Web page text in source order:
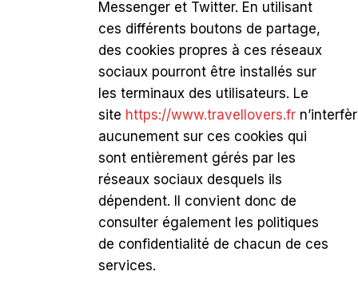
Messenger et Twitter. En utilisant
ces différents boutons de partage,
des cookies propres à ces réseaux
sociaux pourront être installés sur
les terminaux des utilisateurs. Le
site https://www.travellovers.fr
aucunement sur ces cookies qui
sont entièrement gérés par les
réseaux sociaux desquels ils
dépendent. Il convient donc de
consulter également les politiques
de confidentialité de chacun de ces
services.